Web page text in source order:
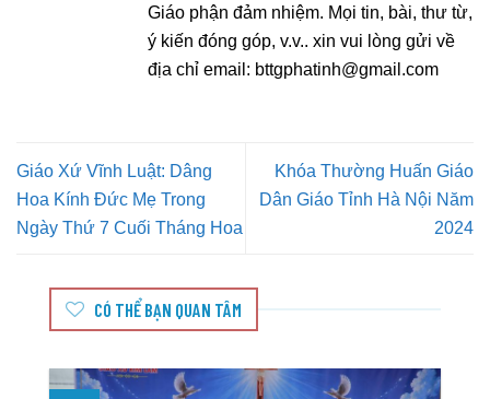
Giáo phận đảm nhiệm. Mọi tin, bài, thư từ,
ý kiến đóng góp, v.v.. xin vui lòng gửi về
địa chỉ email: bttgphatinh@gmail.com
Giáo Xứ Vĩnh Luật: Dâng
Hoa Kính Đức Mẹ Trong
Ngày Thứ 7 Cuối Tháng Hoa
Khóa Thường Huấn Giáo
Dân Giáo Tỉnh Hà Nội Năm
2024
CÓ THỂ BẠN QUAN TÂM